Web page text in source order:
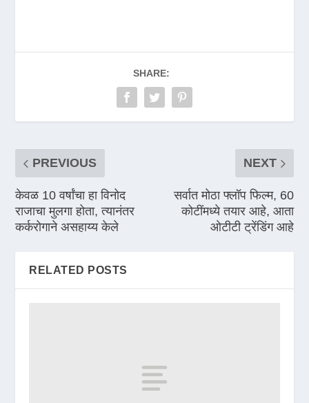
SHARE:
PREVIOUS
केवळ 10 वर्षांचा हा विनोद
राजाचा मुलगा होता, त्यानंतर
कर्करोगाने असहाय्य केले
NEXT
सर्वात मोठा फ्लॉप फिल्म, 60
कोटींमध्ये तयार आहे, आता
ओटीटी ट्रेंडिंग आहे
RELATED POSTS